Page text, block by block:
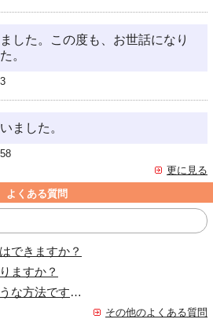
した。この度も、お世話になり
。
ました。
更に見る
よくある質問
できますか？
ますか？
代金の支払いはどのような方法ですか？
その他のよくある質問